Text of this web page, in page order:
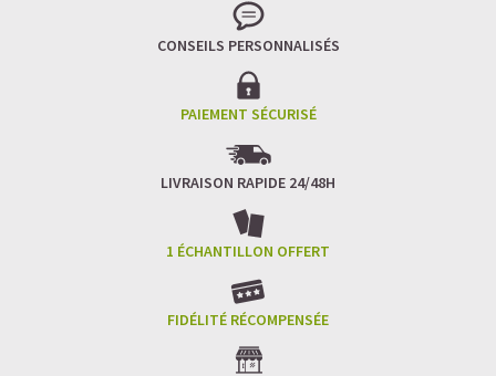
CONSEILS PERSONNALISÉS
PAIEMENT SÉCURISÉ
LIVRAISON RAPIDE 24/48H
1 ÉCHANTILLON OFFERT
FIDÉLITÉ RÉCOMPENSÉE